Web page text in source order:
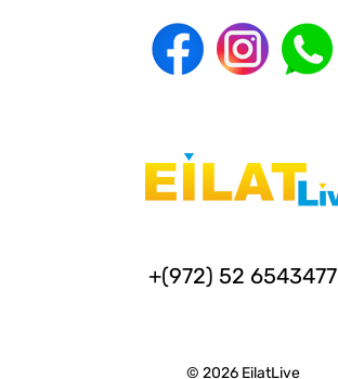
+(972) 52 6543477
© 2026 EilatLive